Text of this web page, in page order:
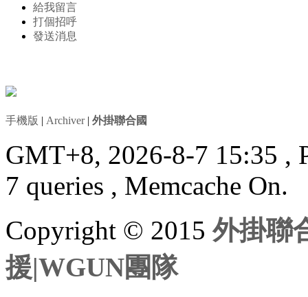
給我留言
打個招呼
發送消息
手機版 | Archiver| 外掛聯合國
GMT+8, 2026-8-7 15:35 ,
7 queries , Memcache On.
Copyright © 2015外掛聯
援|WGUN團隊